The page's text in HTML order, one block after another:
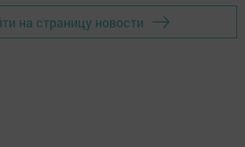
на страницу новости